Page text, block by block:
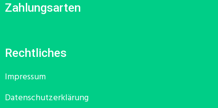
Zahlungsarten
Rechtliches
Impressum
Datenschutzerklärung